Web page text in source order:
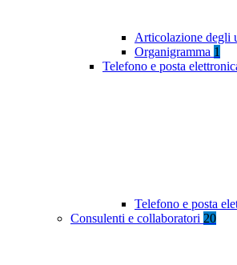
Articolazione degli
Organigramma 1
Telefono e posta
Telefono e posta
Consulenti e collaboratori 20